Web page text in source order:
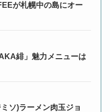
が札幌中の島にオー
緋」魅力メニューは
ソ)ラーメン肉玉ジョ